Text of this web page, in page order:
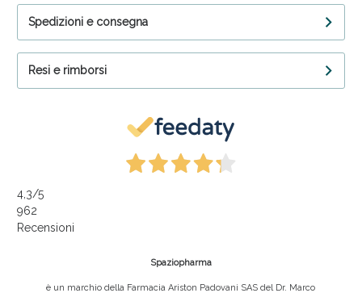
Spedizioni e consegna
Resi e rimborsi
4,3/5
962
Recensioni
Spaziopharma
è un marchio della Farmacia Ariston Padovani SAS del Dr. Marco